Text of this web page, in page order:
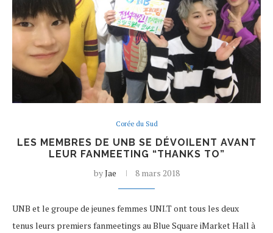
Corée du Sud
LES MEMBRES DE UNB SE DÉVOILENT AVANT
LEUR FANMEETING “THANKS TO”
byJae 8 mars 2018
UNB et le groupe de jeunes femmes UNI.T ont tous les deux
tenus leurs premiers fanmeetings au Blue Square iMarket Hall à